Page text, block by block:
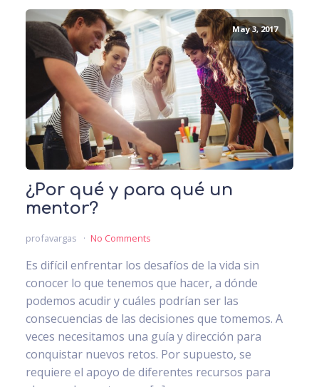
May 3, 2017
¿Por qué y para qué un
mentor?
profavargas No Comments
Es difícil enfrentar los desafíos de la vida sin
conocer lo que tenemos que hacer, a dónde
podemos acudir y cuáles podrían ser las
consecuencias de las decisiones que tomemos. A
veces necesitamos una guía y dirección para
conquistar nuevos retos. Por supuesto, se
requiere el apoyo de diferentes recursos para